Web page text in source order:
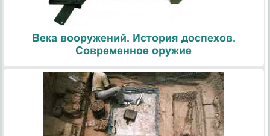
Века вооружений. История доспехов.
Современное оружие